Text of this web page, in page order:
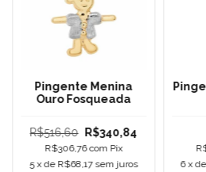
Pingente Menina
Ouro Fosqueada
R$516,60 R$340,84
R$306,76com Pix
5 x de R$68,17 sem juros
6 x de